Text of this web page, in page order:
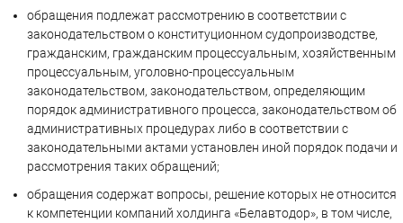
обращения подлежат рассмотрению в соответствии с
законодательством о конституционном судопроизводстве,
гражданским, гражданским процессуальным, хозяйственным
процессуальным, уголовно-процессуальным
законодательством, законодательством, определяющим
порядок административного процесса, законодательством об
административных процедурах либо в соответствии с
законодательными актами установлен иной порядок подачи и
рассмотрения таких обращений;
обращения содержат вопросы, решение которых не относится
к компетенции компаний холдинга «Белавтодор», в том числе,